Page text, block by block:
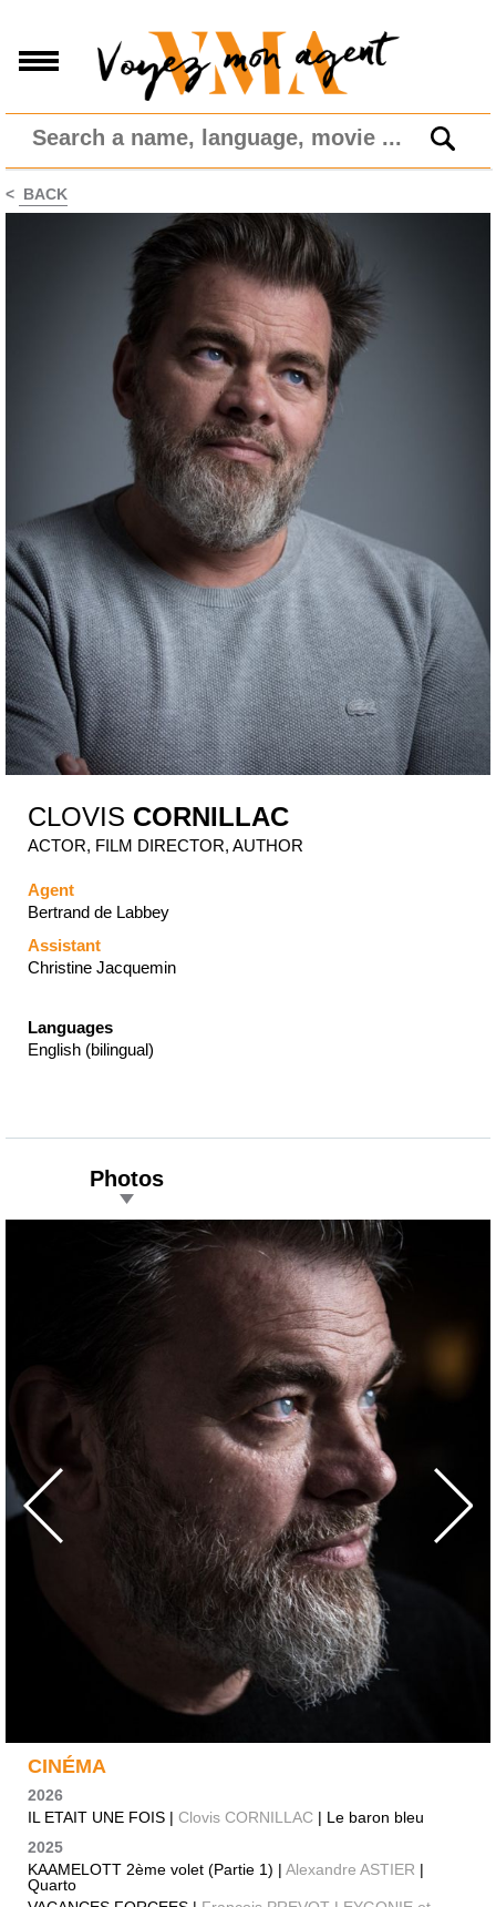
< BACK
CLOVIS CORNILLAC
ACTOR, FILM DIRECTOR, AUTHOR
Agent
Bertrand de Labbey
Assistant
Christine Jacquemin
Languages
English (bilingual)
Photos
CINÉMA
2026
IL ETAIT UNE FOIS | Clovis CORNILLAC | Le baron bleu
2025
KAAMELOTT 2ème volet (Partie 1) | Alexandre ASTIER |
Quarto